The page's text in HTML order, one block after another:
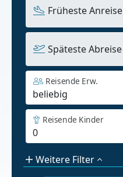
Früheste Anreise
Späteste Abreise
Reisende Erw.
Reisende Kinder
Weitere Filter